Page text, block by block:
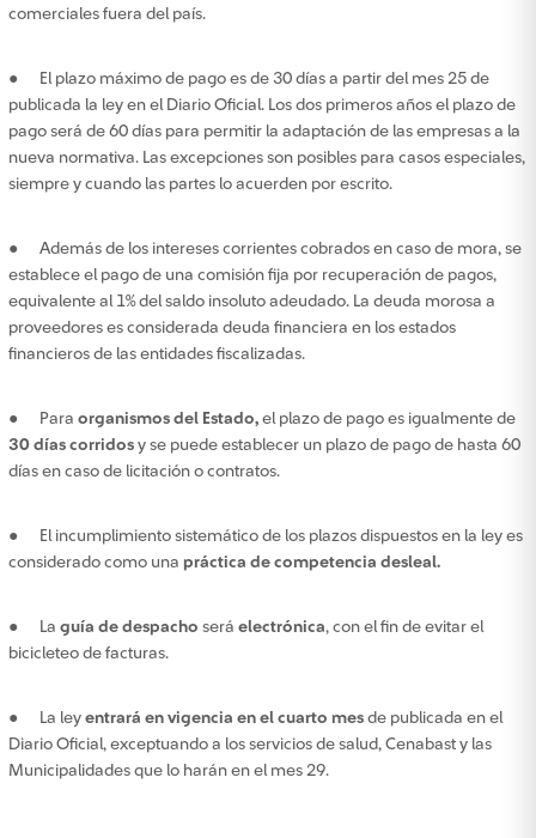
comerciales fuera del país.
● El plazo máximo de pago es de 30 días a partir del mes 25 de
publicada la ley en el Diario Oficial. Los dos primeros años el plazo de
pago será de 60 días para permitir la adaptación de las empresas a la
nueva normativa. Las excepciones son posibles para casos especiales,
siempre y cuando las partes lo acuerden por escrito.
● Además de los intereses corrientes cobrados en caso de mora, se
establece el pago de una comisión fija por recuperación de pagos,
equivalente al 1% del saldo insoluto adeudado. La deuda morosa a
proveedores es considerada deuda financiera en los estados
financieros de las entidades fiscalizadas.
● Para organismos del Estado, el plazo de pago es igualmente de
30 días corridos y se puede establecer un plazo de pago de hasta 60
días en caso de licitación o contratos.
● El incumplimiento sistemático de los plazos dispuestos en la ley es
considerado como una práctica de competencia desleal.
● La guía de despacho será electrónica, con el fin de evitar el
bicicleteo de facturas.
● La ley entrará en vigencia en el cuarto mes de publicada en el
Diario Oficial, exceptuando a los servicios de salud, Cenabast y las
Municipalidades que lo harán en el mes 29.